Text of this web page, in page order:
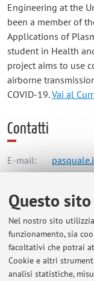
Questo
Nel nostro sito
funzionamento, sia
facoltativi che potrai
Cookie e altri
analisi statistiche,
Engineering at the
been a member of
Applications of
student in Health
project aims to use
airborne
COVID-19.Vai al
Contatti
E-mail:
Dipartimento di
Viale del
Risorse in rete